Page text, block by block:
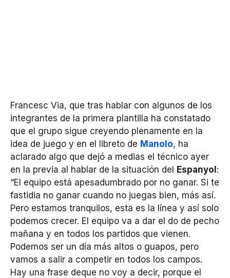
Francesc Via, que tras hablar con algunos de los
integrantes de la primera plantilla ha constatado
que el grupo sigue creyendo plenamente en la
idea de juego y en el libreto de Manolo, ha
aclarado algo que dejó a medias el técnico ayer
en la previa al hablar de la situación del Espanyol:
“El equipo está apesadumbrado por no ganar. Si te
fastidia no ganar cuando no juegas bien, más así.
Pero estamos tranquilos, esta es la línea y así solo
podemos crecer. El equipo va a dar el do de pecho
mañana y en todos los partidos que vienen.
Podemos ser un día más altos o guapos, pero
vamos a salir a competir en todos los campos.
Hay una frase deque no voy a decir, porque el